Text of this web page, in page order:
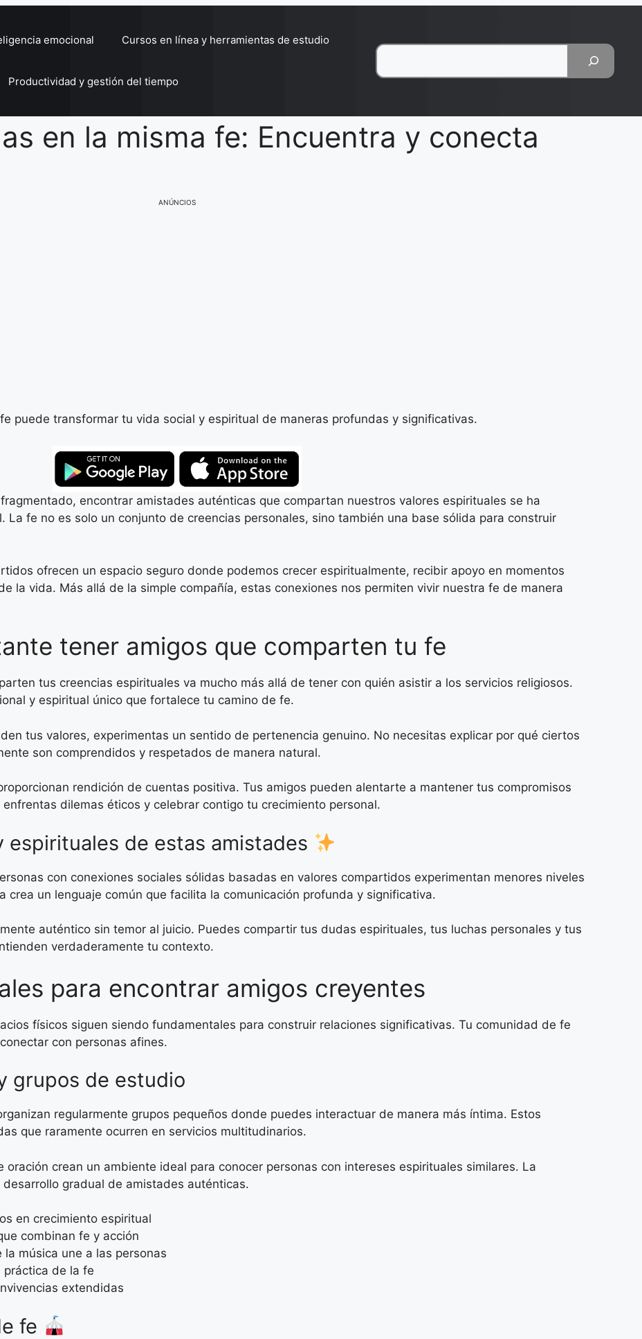
emocional Cursos en línea y herramientas de estudio
Productividad y gestión del tiempo
en la misma fe: Encuentra y conecta
ANÚNCIOS
puede transformar tu vida social y espiritual de maneras profundas y significativas.
encontrar amistades auténticas que compartan nuestros valores espirituales se ha
fe no es solo un conjunto de creencias personales, sino también una base sólida para construir
ofrecen un espacio seguro donde podemos crecer espiritualmente, recibir apoyo en momentos
la vida. Más allá de la simple compañía, estas conexiones nos permiten vivir nuestra fe de manera
tener amigos que comparten tu fe
tus creencias espirituales va mucho más allá de tener con quién asistir a los servicios religiosos.
y espiritual único que fortalece tu camino de fe.
tus valores, experimentas un sentido de pertenencia genuino. No necesitas explicar por qué ciertos
son comprendidos y respetados de manera natural.
rendición de cuentas positiva. Tus amigos pueden alentarte a mantener tus compromisos
dilemas éticos y celebrar contigo tu crecimiento personal.
espirituales de estas amistades
con conexiones sociales sólidas basadas en valores compartidos experimentan menores niveles
un lenguaje común que facilita la comunicación profunda y significativa.
auténtico sin temor al juicio. Puedes compartir tus dudas espirituales, tus luchas personales y tus
verdaderamente tu contexto.
para encontrar amigos creyentes
físicos siguen siendo fundamentales para construir relaciones significativas. Tu comunidad de fe
con personas afines.
grupos de estudio
regularmente grupos pequeños donde puedes interactuar de manera más íntima. Estos
que raramente ocurren en servicios multitudinarios.
crean un ambiente ideal para conocer personas con intereses espirituales similares. La
gradual de amistades auténticas.
en crecimiento espiritual
combinan fe y acción
música une a las personas
práctica de la fe
extendidas
fe